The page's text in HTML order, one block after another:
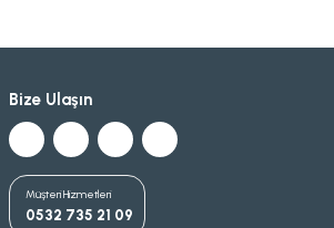
Bize Ulaşın
Müşteri Hizmetleri
0532 735 21 09